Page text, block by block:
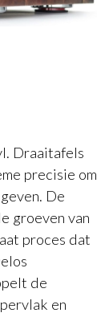
Draaitafels
precisie om
De
groeven van
proces dat
de
en